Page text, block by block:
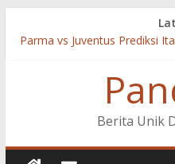
Parma vs Juventus Prediksi
Celta Vigo vs Valencia
Real Madrid vs Valladolid
Fiorentina vs Napoli Prediksi
Berita Unik